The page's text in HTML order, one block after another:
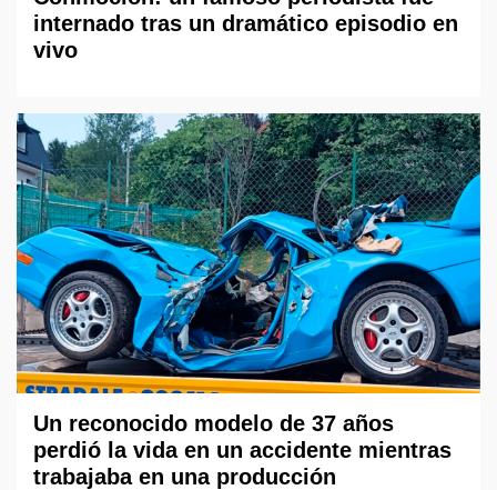
internado tras un dramático episodio en
vivo
Un reconocido modelo de 37 años
perdió la vida en un accidente mientras
trabajaba en una producción